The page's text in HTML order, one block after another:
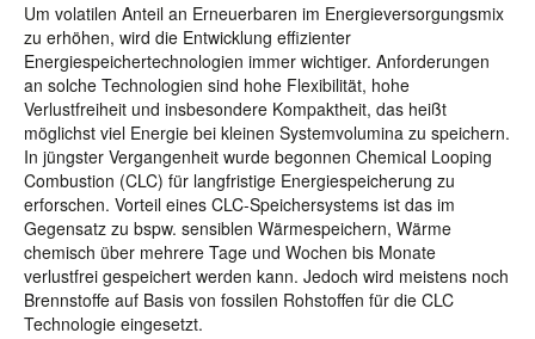
Um volatilen Anteil an Erneuerbaren im Energieversorgungsmix
zu erhöhen, wird die Entwicklung effizienter
Energiespeichertechnologien immer wichtiger. Anforderungen
an solche Technologien sind hohe Flexibilität, hohe
Verlustfreiheit und insbesondere Kompaktheit, das heißt
möglichst viel Energie bei kleinen Systemvolumina zu speichern.
In jüngster Vergangenheit wurde begonnen Chemical Looping
Combustion (CLC) für langfristige Energiespeicherung zu
erforschen. Vorteil eines CLC-Speichersystems ist das im
Gegensatz zu bspw. sensiblen Wärmespeichern, Wärme
chemisch über mehrere Tage und Wochen bis Monate
verlustfrei gespeichert werden kann. Jedoch wird meistens noch
Brennstoffe auf Basis von fossilen Rohstoffen für die CLC
Technologie eingesetzt.